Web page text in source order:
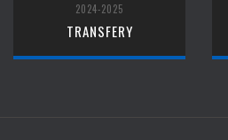
2024-2025
TRANSFERY